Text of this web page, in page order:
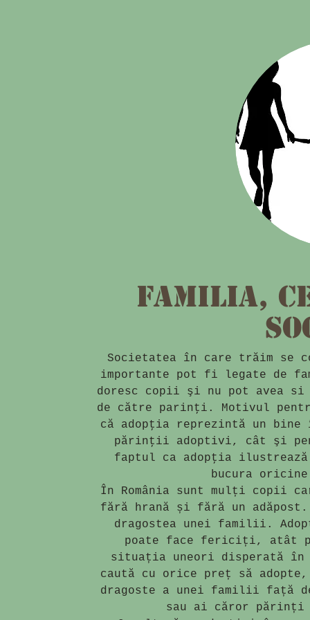
Familia,
Societatea în care trăim se
importante pot fi legate de
doresc copii şi nu pot avea
de către parinţi. Motivul
că adopţia reprezintă un
părinţii adoptivi, cât şi
faptul ca adopţia ilustrează
bucura
În România sunt mulți copii
fără hrană și fără un
dragostea unei familii.
poate face fericiți, atât
situația uneori disperată în
caută cu orice preț să
dragoste a unei familii
sau ai căror părinți